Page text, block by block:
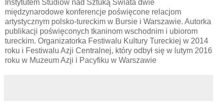
Instytutem Studiów nad Sztuką Świata dwie
międzynarodowe konferencje poświęcone relacjom
artystycznym polsko-tureckim w Bursie i Warszawie. Autorka
publikacji poświęconych tkaninom wschodnim i ubiorom
tureckim. Organizatorka Festiwalu Kultury Tureckiej w 2014
roku i Festiwalu Azji Centralnej, który odbył się w lutym 2016
roku w Muzeum Azji i Pacyfiku w Warszawie